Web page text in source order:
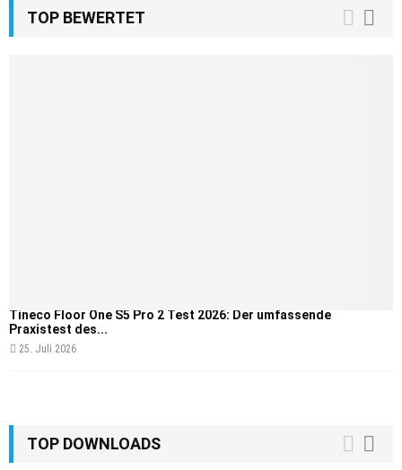
TOP BEWERTET
Tineco Floor One S5 Pro 2 Test 2026: Der umfassende
Praxistest des...
25. Juli 2026
TOP DOWNLOADS